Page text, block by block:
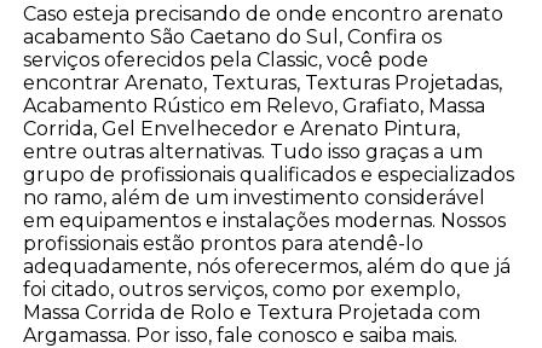
Caso esteja precisando de onde encontro arenato
acabamento São Caetano do Sul, Confira os
serviços oferecidos pela Classic, você pode
encontrar Arenato, Texturas, Texturas Projetadas,
Acabamento Rústico em Relevo, Grafiato, Massa
Corrida, Gel Envelhecedor e Arenato Pintura,
entre outras alternativas. Tudo isso graças a um
grupo de profissionais qualificados e especializados
no ramo, além de um investimento considerável
em equipamentos e instalações modernas. Nossos
profissionais estão prontos para atendê-lo
adequadamente, nós oferecermos, além do que já
foi citado, outros serviços, como por exemplo,
Massa Corrida de Rolo e Textura Projetada com
Argamassa. Por isso, fale conosco e saiba mais.